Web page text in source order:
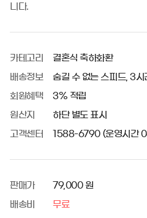
니다.
카테고리 결혼식 축하화환
배송정보 숨길 수 없는 스피드, 3시
회원혜택 3% 적립
원산지 하단 별도 표시
고객센터 1588-6790 (운영시간
판매가 79,000 원
배송비 무료